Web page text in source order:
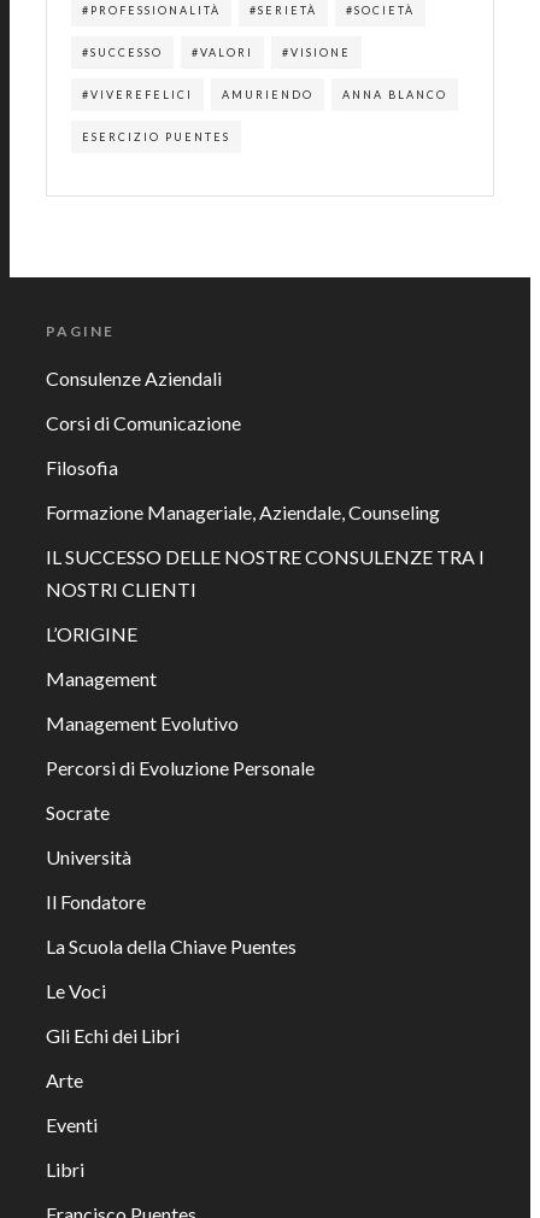
#PROFESSIONALITÀ #SERIETÀ #SOCIETÀ
#SUCCESSO #VALORI #VISIONE
#VIVEREFELICI AMURIENDO ANNA BLANCO
ESERCIZIO PUENTES
PAGINE
Consulenze Aziendali
Corsi di Comunicazione
Filosofia
Formazione Manageriale, Aziendale, Counseling
IL SUCCESSO DELLE NOSTRE CONSULENZE TRA I
NOSTRI CLIENTI
L’ORIGINE
Management
Management Evolutivo
Percorsi di Evoluzione Personale
Socrate
Università
Il Fondatore
La Scuola della Chiave Puentes
Le Voci
Gli Echi dei Libri
Arte
Eventi
Libri